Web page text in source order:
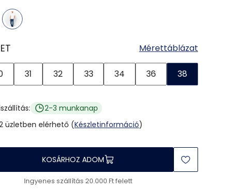
Mérettáblázat
31 32 33 34 36 38
2-3 munkanap
üzletben elérhető (Készletinformáció)
KOSÁRHOZ ADOM
Ingyenes szállítás 20.000 Ft felett